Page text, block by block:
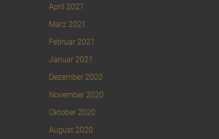
April 2021
März 2021
Februar 2021
Januar 2021
Dezember 2020
November 2020
Oktober 2020
August 2020